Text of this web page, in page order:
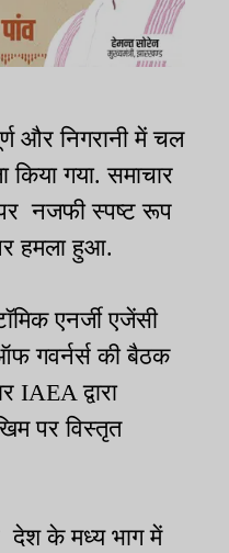
और निगरानी में चल
किया गया. समाचार
पर नजफी स्पष्ट रूप
हमला हुआ.
एनर्जी एजेंसी
गवर्नर्स की बैठक
द्वारा
पर विस्तृत
देश के मध्य भाग में